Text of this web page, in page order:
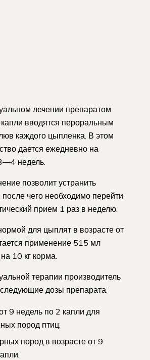
лечении препаратом
вводятся пероральным
каждого цыпленка. В этом
дается ежедневно на
недель.
позволит устранить
чего необходимо перейти
прием 1 раз в неделю.
для цыплят в возрасте от
применение 515 мл
10 кг корма.
терапии производитель
дозы препарата:
9 недель по 2 капли для
пород птиц;
пород в возрасте от 9